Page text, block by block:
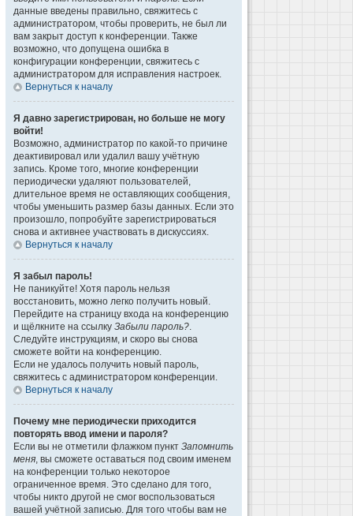
данные введены правильно, свяжитесь с
администратором, чтобы проверить, не был ли
вам закрыт доступ к конференции. Также
возможно, что допущена ошибка в
конфигурации конференции, свяжитесь с
администратором для исправления настроек.
Вернуться к началу
Я давно зарегистрирован, но больше не могу
войти!
Возможно, администратор по какой-то причине
деактивировал или удалил вашу учётную
запись. Кроме того, многие конференции
периодически удаляют пользователей,
длительное время не оставляющих сообщения,
чтобы уменьшить размер базы данных. Если это
произошло, попробуйте зарегистрироваться
снова и активнее участвовать в дискуссиях.
Вернуться к началу
Я забыл пароль!
Не паникуйте! Хотя пароль нельзя
восстановить, можно легко получить новый.
Перейдите на страницу входа на конференцию
и щёлкните на ссылку Забыли пароль?.
Следуйте инструкциям, и скоро вы снова
сможете войти на конференцию.
Если не удалось получить новый пароль,
свяжитесь с администратором конференции.
Вернуться к началу
Почему мне периодически приходится
повторять ввод имени и пароля?
Если вы не отметили флажком пункт Запомнить
меня, вы сможете оставаться под своим именем
на конференции только некоторое
ограниченное время. Это сделано для того,
чтобы никто другой не смог воспользоваться
вашей учётной записью. Для того чтобы вам не